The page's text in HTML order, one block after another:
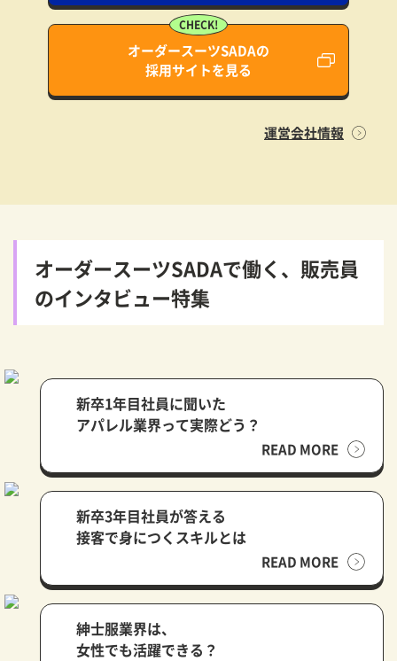
オーダースーツSADAの
採用サイトを見る
運営会社情報
オーダースーツSADAで働く、販売員
のインタビュー特集
新卒1年目社員に聞いた
アパレル業界って実際どう？
READ MORE
新卒3年目社員が答える
接客で身につくスキルとは
READ MORE
紳士服業界は、
女性でも活躍できる？